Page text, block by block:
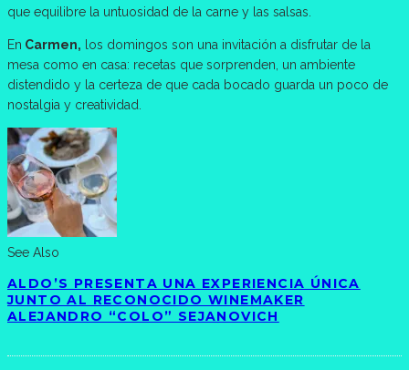
que equilibre la untuosidad de la carne y las salsas.
En Carmen, los domingos son una invitación a disfrutar de la
mesa como en casa: recetas que sorprenden, un ambiente
distendido y la certeza de que cada bocado guarda un poco de
nostalgia y creatividad.
See Also
ALDO’S PRESENTA UNA EXPERIENCIA ÚNICA
JUNTO AL RECONOCIDO WINEMAKER
ALEJANDRO “COLO” SEJANOVICH